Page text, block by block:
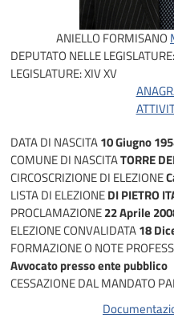
ANIELLO FORMISANO
DEPUTATO NELLE LEGISLATURE:
LEGISLATURE:XIVXV
DATA DI NASCITA10 Giugno
COMUNE DI NASCITATORRE
CIRCOSCRIZIONE DI ELEZIONE
LISTA DI ELEZIONEDI PIETRO
PROCLAMAZIONE22 Aprile
ELEZIONE CONVALIDATA18
FORMAZIONE O NOTE
Avvocato presso ente pubblico
CESSAZIONE DAL MANDATO